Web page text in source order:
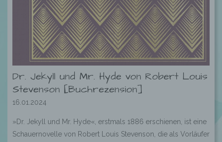
Dr. Jekyll und Mr. Hyde von Robert Louis
Stevenson [Buchrezension]
16.01.2024
»Dr. Jekyll und Mr. Hyde«, erstmals 1886 erschienen, ist eine
Schauernovelle von Robert Louis Stevenson, die als Vorläufer